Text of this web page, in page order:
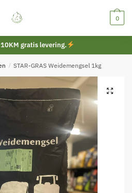
0
gratis levering.
/ STAR-GRAS Weidemengsel 1kg